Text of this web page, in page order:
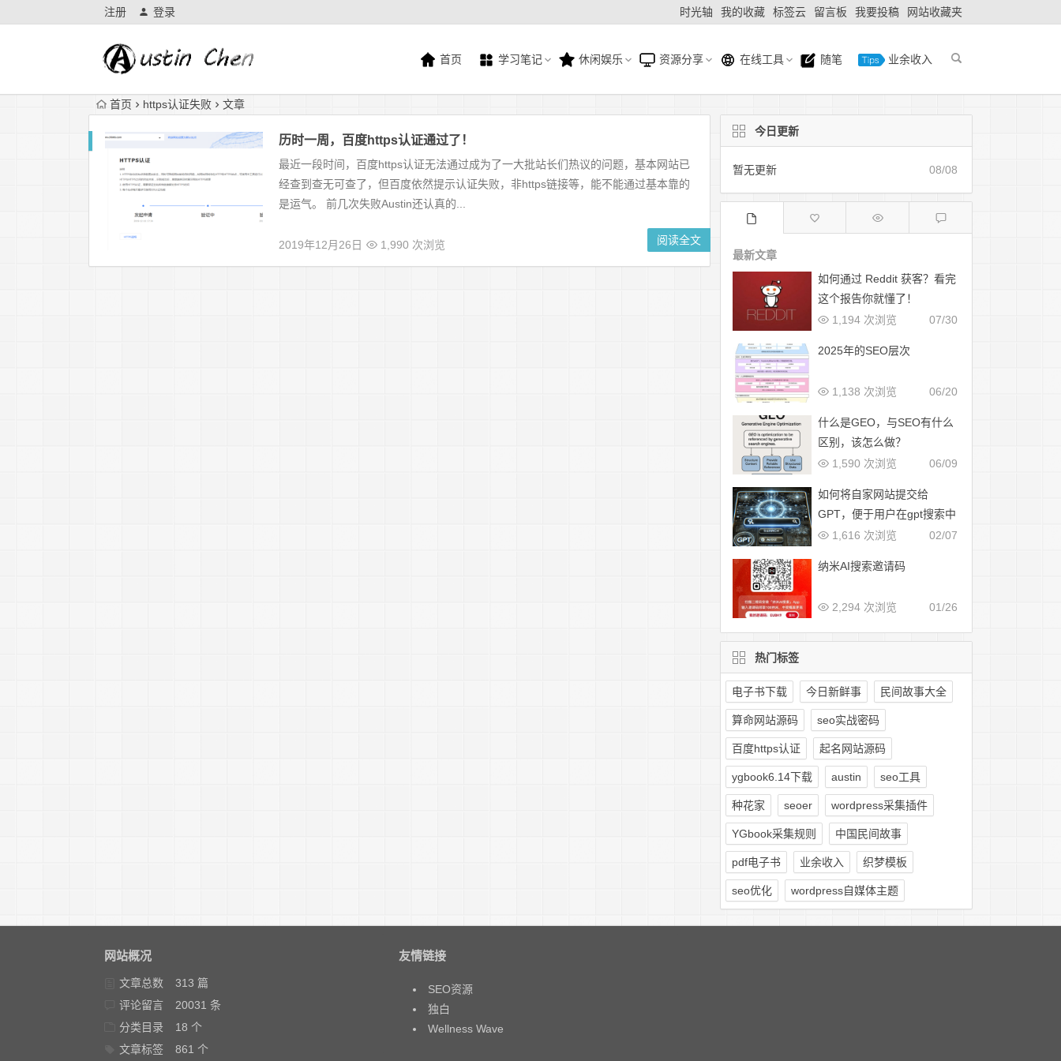
注册 登录 时光轴 我的收藏 标签云 留言板 我要投稿 网站收藏夹
首页 学习笔记 休闲娱乐 资源分享 在线工具 随笔 业余收入
首页 https认证失败 文章
历时一周，百度https认证通过了！
最近一段时间，百度https认证无法通过成为了一大批站长们热议的问题，基本网站已
经查到查无可查了，但百度依然提示认证失败，非https链接等，能不能通过基本靠的
是运气。 前几次失败Austin还认真的...
2019年12月26日 1,990 次浏览 阅读全文
今日更新
暂无更新 08/08
最新文章
如何通过 Reddit 获客？看完
这个报告你就懂了！
07/30
1,194 次浏览
2025年的SEO层次
06/20
1,138 次浏览
什么是GEO，与SEO有什么
区别，该怎么做？
06/09
1,590 次浏览
如何将自家网站提交给
GPT，便于用户在gpt搜索中
展示
02/07
1,616 次浏览
纳米AI搜索邀请码
01/26
2,294 次浏览
热门标签
电子书下载 今日新鲜事 民间故事大全
算命网站源码 seo实战密码
百度https认证 起名网站源码
ygbook6.14下载 austin seo工具
种花家 seoer wordpress采集插件
YGbook采集规则 中国民间故事
pdf电子书 业余收入 织梦模板
seo优化 wordpress自媒体主题
网站概况
文章总数
313 篇
评论留言
20031 条
分类目录
18 个
文章标签
861 个
友情链接
SEO资源
独白
Wellness Wave